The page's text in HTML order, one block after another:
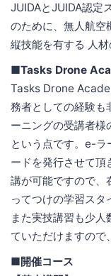
JUIDAとJUIDA認定
のために、無人航空
縦技能を有する 人材
■Tasks Drone
Tasks Drone
務者としての経験も
ーニングの受講者様
という点です。e-ラ
ードを発行させて頂
講が可能ですので、
ってつけの学習スタ
また実技講習も少
ていただけますので
■開催コース